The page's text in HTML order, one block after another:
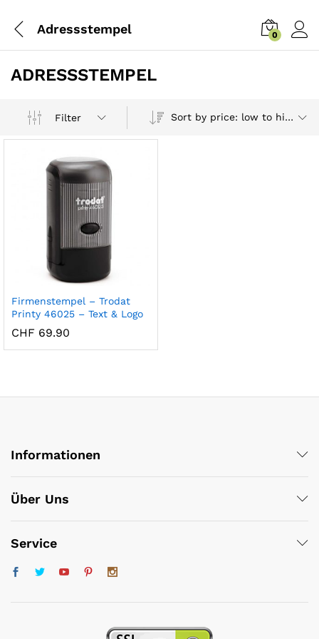
Adressstempel 0
ADRESSSTEMPEL
Filter Sort by price: low to high
Firmenstempel – Trodat
Printy 46025 – Text & Logo
CHF 69.90
Informationen
Über Uns
Service